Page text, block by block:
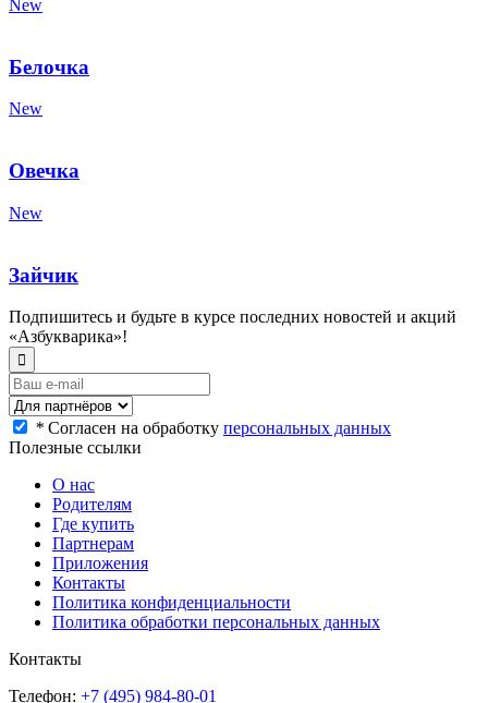
New
Белочка
New
Овечка
New
Зайчик
Подпишитесь и будьте в курсе последних новостей и акций
«Азбукварика»!
* Согласен на обработку персональных данных
Полезные ссылки
О нас
Родителям
Где купить
Партнерам
Приложения
Контакты
Политика конфиденциальности
Политика обработки персональных данных
Контакты
Телефон: +7 (495) 984-80-01